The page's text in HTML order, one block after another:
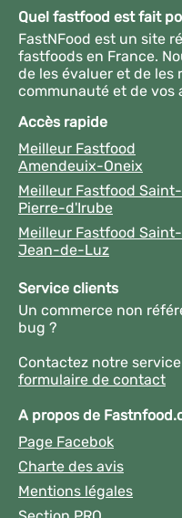
Quel fastfood est fait
FastNFood est un site
fastfoods en France.
de les évaluer et de les
communauté et de vos
Accès rapide
Meilleur Fastfood
Amendeuix-Oneix
Meilleur Fastfood Saint-
Pierre-d'Irube
Meilleur Fastfood Saint-
Jean-de-Luz
Service clients
Un commerce non
bug ?
Contactez notre
formulaire de contact
A propos de
Page Facebok
Charte des avis
Mentions légales